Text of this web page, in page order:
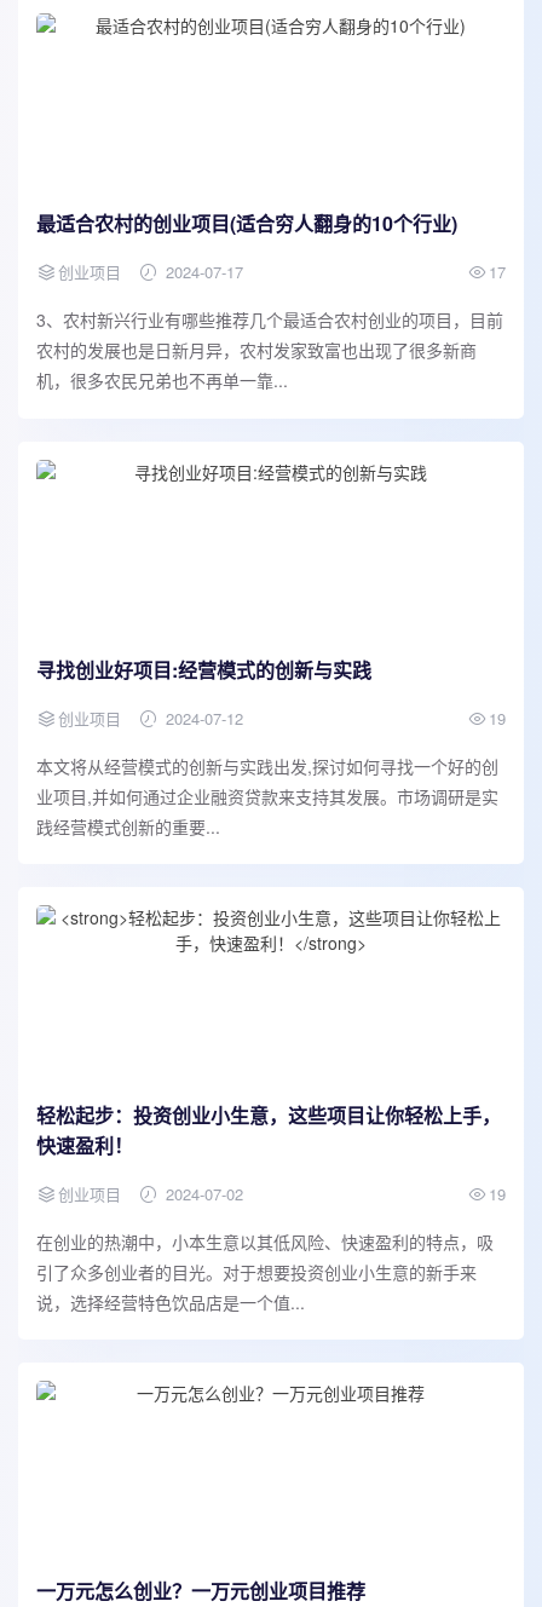
最适合农村的创业项目(适合穷人翻身的10个行业)
创业项目 2024-07-17 17
3、农村新兴行业有哪些推荐几个最适合农村创业的项目，目前
农村的发展也是日新月异，农村发家致富也出现了很多新商
机，很多农民兄弟也不再单一靠...
寻找创业好项目:经营模式的创新与实践
创业项目 2024-07-12 19
本文将从经营模式的创新与实践出发,探讨如何寻找一个好的创
业项目,并如何通过企业融资贷款来支持其发展。市场调研是实
践经营模式创新的重要...
轻松起步：投资创业小生意，这些项目让你轻松上手，
快速盈利！
创业项目 2024-07-02 19
在创业的热潮中，小本生意以其低风险、快速盈利的特点，吸
引了众多创业者的目光。对于想要投资创业小生意的新手来
说，选择经营特色饮品店是一个值...
一万元怎么创业？一万元创业项目推荐